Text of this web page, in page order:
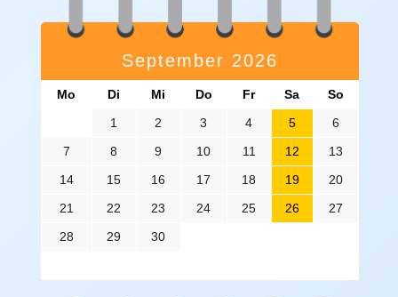
September 2026
Mo Di Mi Do Fr Sa
So
1
2 3 4 5
6
7
8 9 10 11 12
13
14
15 16 17 18 19
20
21
22 23 24 25 26
27
28
29 30